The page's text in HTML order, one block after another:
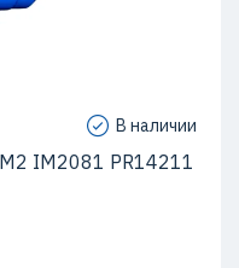
В наличии
IM2081 PR14211